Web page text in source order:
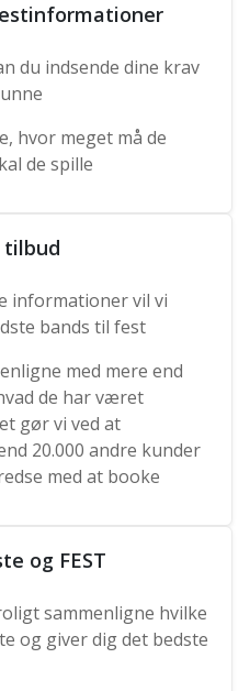
du indsende dine krav
hvor meget må de
de spille
tilbud
informationer vil vi
bands til fest
med mere end
de har været
gør vi ved at
20.000 andre kunder
med at booke
og FEST
sammenligne hvilke
og giver dig det bedste